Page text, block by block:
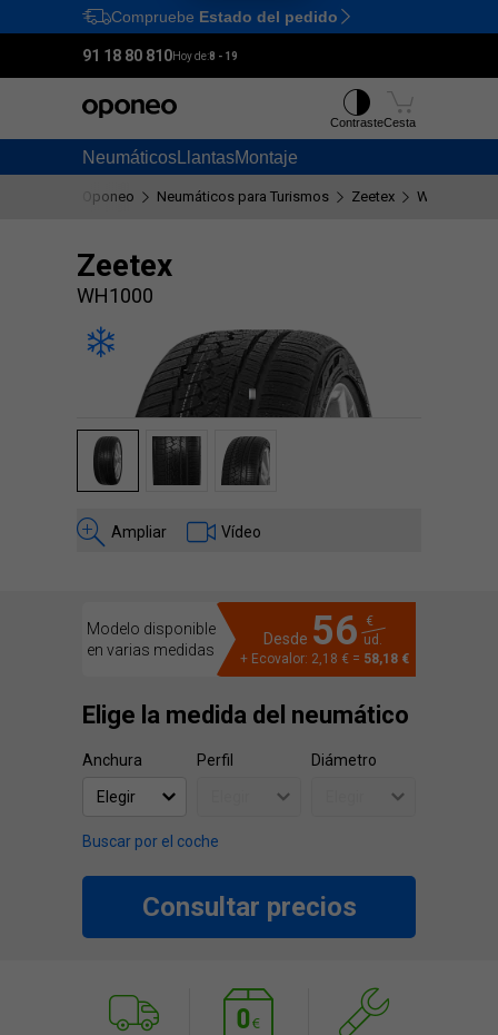
Ctrl M
Compruebe Estado del pedido
91 18 80 810Hoy de:8 - 19
Neumáticos LlantasMontaje
ContrasteCesta
Oponeo Neumáticos para Turismos Zeetex WH1000
Zeetex
WH1000
Ampliar Vídeo
Modelo disponible
en varias medidas
Desde 56
€
ud.
+ Ecovalor: 2,18 € = 58,18 €
Elige la medida del neumático
Anchura Perfil Diámetro
Buscar por el coche
Consultar precios